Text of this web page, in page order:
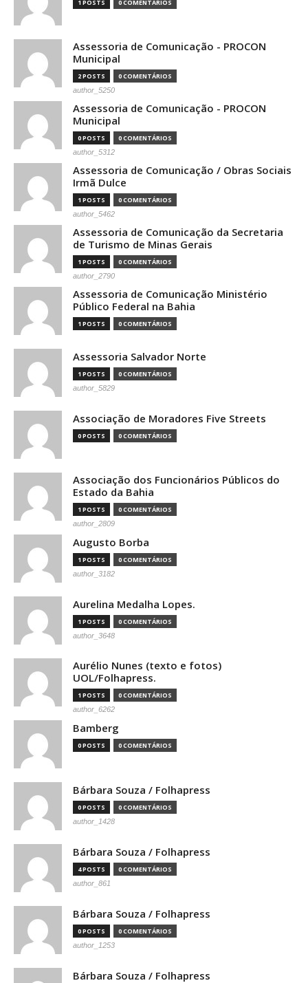
1 POSTS 0 COMENTÁRIOS
Assessoria de Comunicação - PROCON
Municipal
2 POSTS 0 COMENTÁRIOS
author_5250
Assessoria de Comunicação - PROCON
Municipal
0 POSTS 0 COMENTÁRIOS
author_5312
Assessoria de Comunicação / Obras Sociais
Irmã Dulce
1 POSTS 0 COMENTÁRIOS
author_5462
Assessoria de Comunicação da Secretaria
de Turismo de Minas Gerais
1 POSTS 0 COMENTÁRIOS
author_2790
Assessoria de Comunicação Ministério
Público Federal na Bahia
1 POSTS 0 COMENTÁRIOS
Assessoria Salvador Norte
1 POSTS 0 COMENTÁRIOS
author_5829
Associação de Moradores Five Streets
0 POSTS 0 COMENTÁRIOS
Associação dos Funcionários Públicos do
Estado da Bahia
1 POSTS 0 COMENTÁRIOS
author_2809
Augusto Borba
1 POSTS 0 COMENTÁRIOS
author_3182
Aurelina Medalha Lopes.
1 POSTS 0 COMENTÁRIOS
author_3648
Aurélio Nunes (texto e fotos)
UOL/Folhapress.
1 POSTS 0 COMENTÁRIOS
author_6262
Bamberg
0 POSTS 0 COMENTÁRIOS
Bárbara Souza / Folhapress
0 POSTS 0 COMENTÁRIOS
author_1428
Bárbara Souza / Folhapress
4 POSTS 0 COMENTÁRIOS
author_861
Bárbara Souza / Folhapress
0 POSTS 0 COMENTÁRIOS
author_1253
Bárbara Souza / Folhapress